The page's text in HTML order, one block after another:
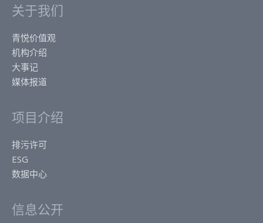
关于我们
青悦价值观
机构介绍
大事记
媒体报道
项目介绍
排污许可
ESG
数据中心
信息公开